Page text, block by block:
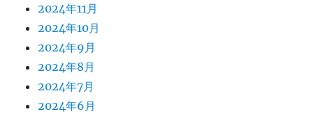
2024年11月
2024年10月
2024年9月
2024年8月
2024年7月
2024年6月